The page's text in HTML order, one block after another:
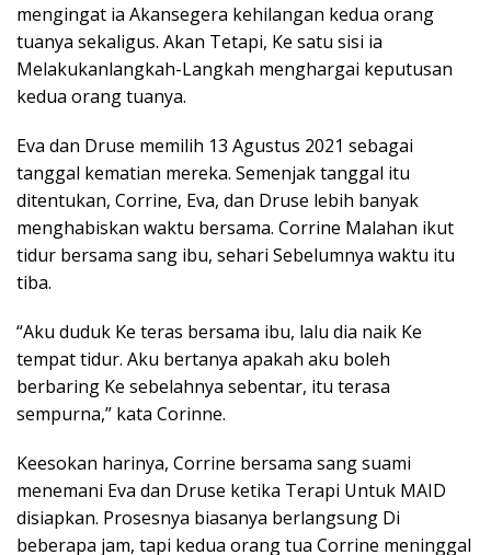
mengingat ia Akansegera kehilangan kedua orang
tuanya sekaligus. Akan Tetapi, Ke satu sisi ia
Melakukanlangkah-Langkah menghargai keputusan
kedua orang tuanya.
Eva dan Druse memilih 13 Agustus 2021 sebagai
tanggal kematian mereka. Semenjak tanggal itu
ditentukan, Corrine, Eva, dan Druse lebih banyak
menghabiskan waktu bersama. Corrine Malahan ikut
tidur bersama sang ibu, sehari Sebelumnya waktu itu
tiba.
“Aku duduk Ke teras bersama ibu, lalu dia naik Ke
tempat tidur. Aku bertanya apakah aku boleh
berbaring Ke sebelahnya sebentar, itu terasa
sempurna,” kata Corinne.
Keesokan harinya, Corrine bersama sang suami
menemani Eva dan Druse ketika Terapi Untuk MAID
disiapkan. Prosesnya biasanya berlangsung Di
beberapa jam, tapi kedua orang tua Corrine meninggal